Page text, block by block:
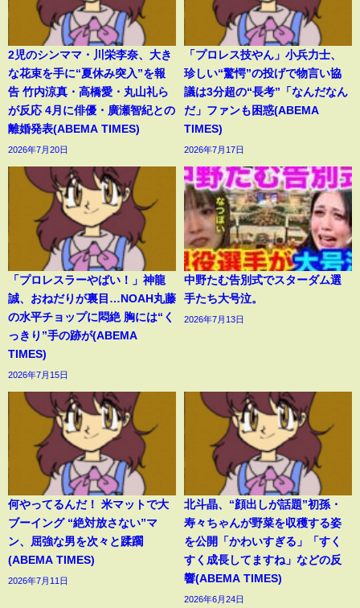
2児のシンママ・川栄李奈、大き
な花束を手に“夏休み突入”を報
告 竹内涼真・高橋愛・丸山礼ら
が反応 4月に俳優・廣瀬智紀との
離婚発表(ABEMA TIMES)
2026年7月20日
「プロレス技やん」小兵力士、
珍しい“驚愕”の投げで物言い協
議は3分超の“長考”「なんだなん
だ」ファンも困惑(ABEMA
TIMES)
2026年7月17日
「プロレスラーやばい！」神龍
誠、おねだりが裏目…NOAH丸藤
の水平チョップに悶絶 胸には“く
っきり”手の跡が(ABEMA
TIMES)
2026年7月15日
中野たむ告別式でスターダム選
手たち大号泣。
2026年7月13日
何やってるんだ！ 米マットで大
ブーイング “絶対放さない”マ
ン、屈強な男を次々と蹂躙
(ABEMA TIMES)
2026年7月11日
北斗晶、“顔出しが話題”初孫・
寿々ちゃんが野菜を収穫する姿
を公開「かわいすぎる」「すく
すく成長してますね」などの反
響(ABEMA TIMES)
2026年6月24日